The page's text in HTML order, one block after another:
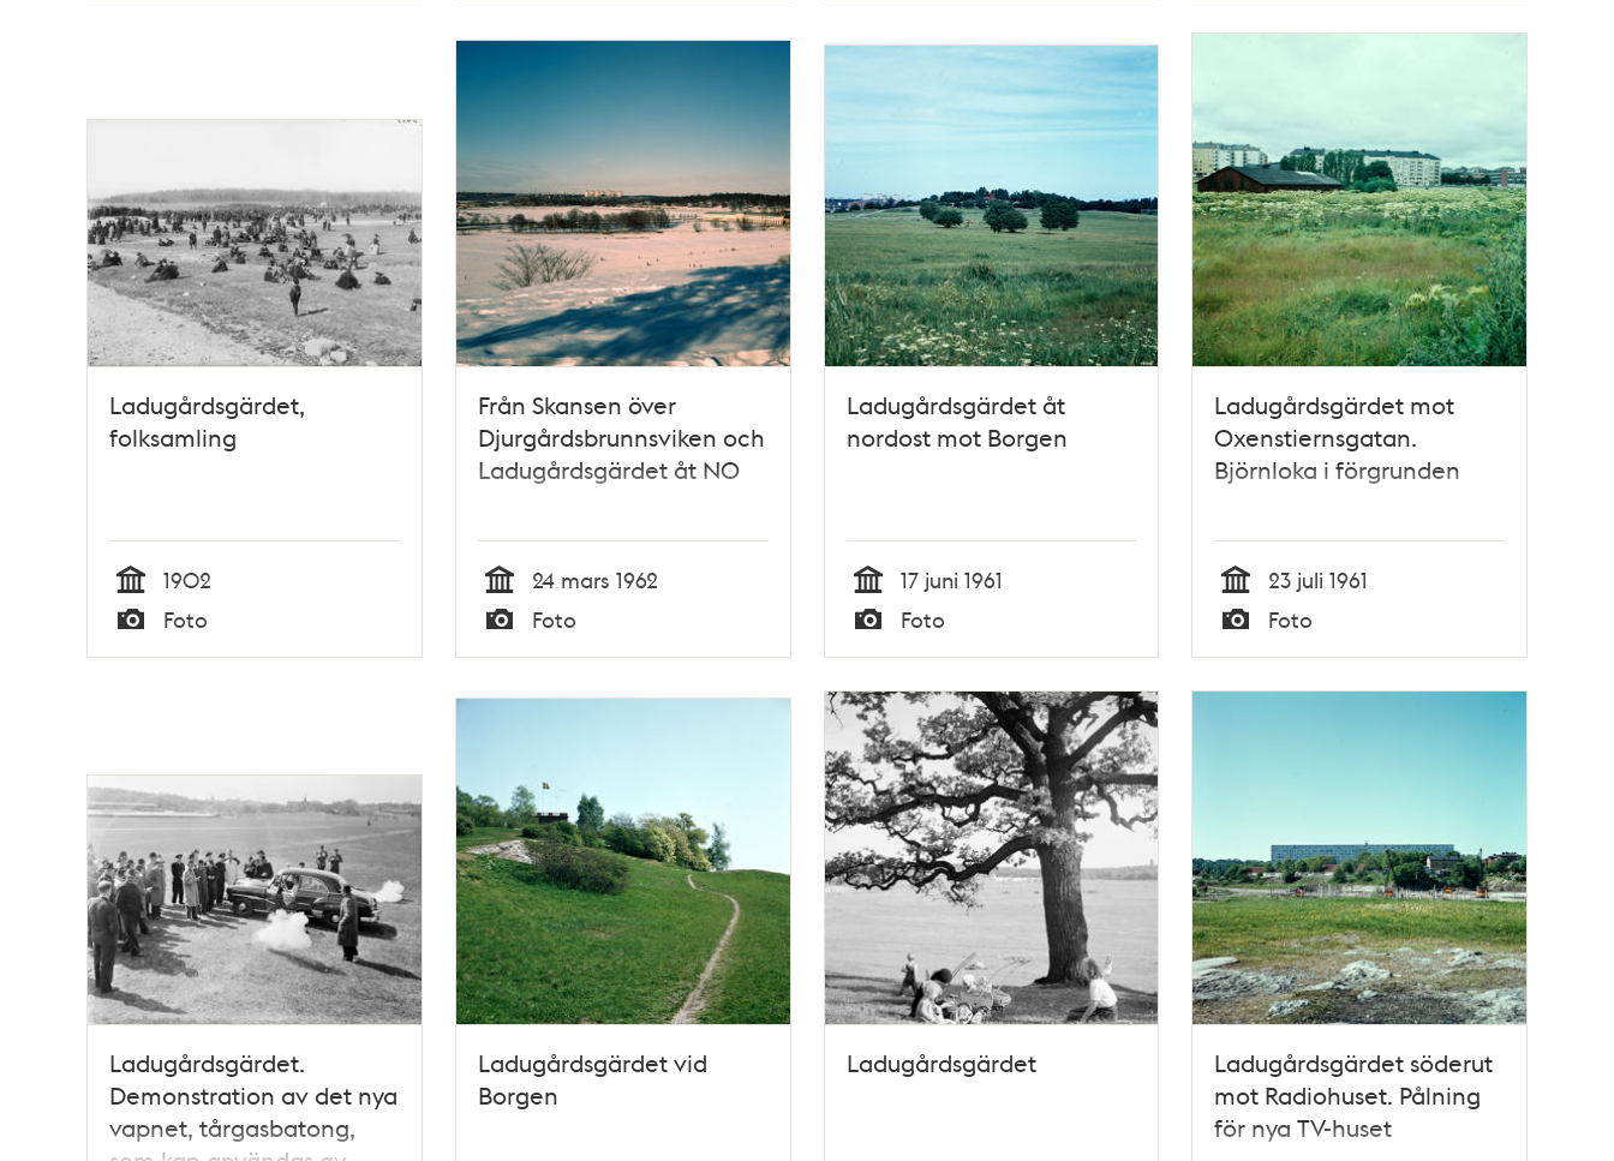
Ladugårdsgärdet,
folksamling
Tid
1902
Typ
Foto
Från Skansen över
Djurgårdsbrunnsviken och
Ladugårdsgärdet åt NO
Tid
24 mars 1962
Typ
Foto
Ladugårdsgärdet åt
nordost mot Borgen
Tid
17 juni 1961
Typ
Foto
Ladugårdsgärdet mot
Oxenstiernsgatan.
Björnloka i förgrunden
Tid
23 juli 1961
Typ
Foto
Ladugårdsgärdet.
Demonstration av det nya
vapnet, tårgasbatong,
Ladugårdsgärdet vid
Borgen
Ladugårdsgärdet
Ladugårdsgärdet söderut
mot Radiohuset. Pålning
för nya TV-huset